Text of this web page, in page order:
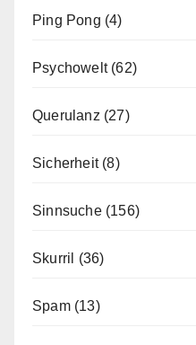
Ping Pong (4)
Psychowelt(62)
Querulanz (27)
Sicherheit(8)
Sinnsuche(156)
Skurril (36)
Spam(13)